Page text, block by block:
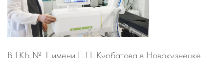
В ГКБ № 1 имени Г. П. Курбатова в Новокузнецке